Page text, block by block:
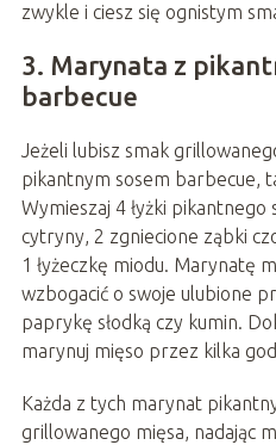
zwykle i ciesz się ognistym
3. Marynata z
barbecue
Jeżeli lubisz smak
pikantnym sosem barbecue,
Wymieszaj 4 łyżki pikantnego
cytryny, 2 zgniecione ząbki
1 łyżeczkę miodu. Marynatę
wzbogacić o swoje ulubione
paprykę słodką czy kumin.
marynuj mięso przez kilka
Każda z tych marynat
grillowanego mięsa, nadając